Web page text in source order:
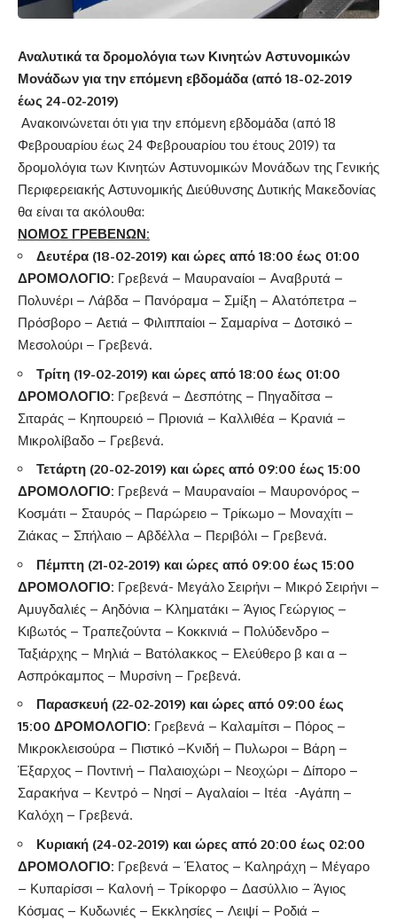
Αναλυτικά τα δρομολόγια των Κινητών Αστυνομικών
Μονάδων για την επόμενη εβδομάδα (από 18-02-2019
έως 24-02-2019)
Ανακοινώνεται ότι για την επόμενη εβδομάδα (από 18
Φεβρουαρίου έως 24 Φεβρουαρίου του έτους 2019) τα
δρομολόγια των Κινητών Αστυνομικών Μονάδων της Γενικής
Περιφερειακής Αστυνομικής Διεύθυνσης Δυτικής Μακεδονίας
θα είναι τα ακόλουθα:
ΝΟΜΟΣ ΓΡΕΒΕΝΩΝ:
Δευτέρα (18-02-2019) και ώρες από 18:00 έως 01:00
ΔΡΟΜΟΛΟΓΙΟ: Γρεβενά – Μαυραναίοι – Αναβρυτά –
Πολυνέρι – Λάβδα – Πανόραμα – Σμίξη – Αλατόπετρα –
Πρόσβορο – Αετιά – Φιλιππαίοι – Σαμαρίνα – Δοτσικό –
Μεσολούρι – Γρεβενά.
Τρίτη (19-02-2019) και ώρες από 18:00 έως 01:00
ΔΡΟΜΟΛΟΓΙΟ: Γρεβενά – Δεσπότης – Πηγαδίτσα –
Σιταράς – Κηπουρειό – Πριονιά – Καλλιθέα – Κρανιά –
Μικρολίβαδο – Γρεβενά.
Τετάρτη (20-02-2019) και ώρες από 09:00 έως 15:00
ΔΡΟΜΟΛΟΓΙΟ: Γρεβενά – Μαυραναίοι – Μαυρονόρος –
Κοσμάτι – Σταυρός – Παρώρειο – Τρίκωμο – Μοναχίτι –
Ζιάκας – Σπήλαιο – Αβδέλλα – Περιβόλι – Γρεβενά.
Πέμπτη (21-02-2019) και ώρες από 09:00 έως 15:00
ΔΡΟΜΟΛΟΓΙΟ: Γρεβενά- Μεγάλο Σειρήνι – Μικρό Σειρήνι –
Αμυγδαλιές – Αηδόνια – Κληματάκι – Άγιος Γεώργιος –
Κιβωτός – Τραπεζούντα – Κοκκινιά – Πολύδενδρο –
Ταξιάρχης – Μηλιά – Βατόλακκος – Ελεύθερο β και α –
Ασπρόκαμπος – Μυρσίνη – Γρεβενά.
Παρασκευή (22-02-2019) και ώρες από 09:00 έως
15:00 ΔΡΟΜΟΛΟΓΙΟ: Γρεβενά – Καλαμίτσι – Πόρος –
Μικροκλεισούρα – Πιστικό –Κνιδή – Πυλωροι – Βάρη –
Έξαρχος – Ποντινή – Παλαιοχώρι – Νεοχώρι – Δίπορο –
Σαρακήνα – Κεντρό – Νησί – Αγαλαίοι – Ιτέα -Αγάπη –
Καλόχη – Γρεβενά.
Κυριακή (24-02-2019) και ώρες από 20:00 έως 02:00
ΔΡΟΜΟΛΟΓΙΟ: Γρεβενά – Έλατος – Καληράχη – Μέγαρο
– Κυπαρίσσι – Καλονή – Τρίκορφο – Δασύλλιο – Άγιος
Κόσμας – Κυδωνιές – Εκκλησίες – Λειψί – Ροδιά –